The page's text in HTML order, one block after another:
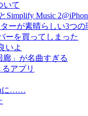
いて
Simplify Music
ーが素晴らしい3つの
ーを買ってしまった
いよ
廊」が名曲すぎる
るアプリ
に……